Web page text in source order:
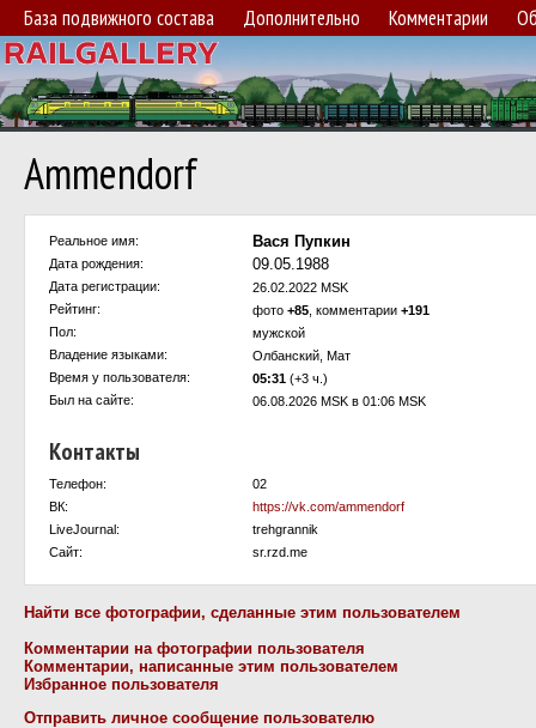
База подвижного состава Дополнительно Комментарии
Ammendorf
Реальное имя: Вася Пупкин
Дата рождения: 09.05.1988
Дата регистрации:
26.02.2022 MSK
Рейтинг:
фото +85 , комментарии +191
Пол:
мужской
Владение языками:
Олбанский, Мат
Время у пользователя:
05:31 (+3 ч.)
Был на сайте:
06.08.2026 MSK в 01:06 MSK
Контакты
Телефон:
02
ВК:
https://vk.com/ammendorf
LiveJournal:
trehgrannik
Сайт:
sr.rzd.me
Найти все фотографии, сделанные этим пользователем
Комментарии на фотографии пользователя
Комментарии, написанные этим пользователем
Избранное пользователя
Отправить личное сообщение пользователю